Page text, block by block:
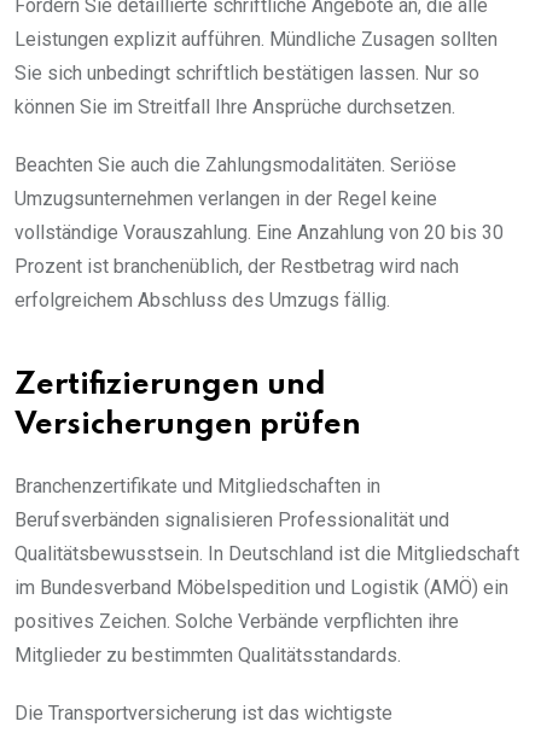
Fordern Sie detaillierte schriftliche Angebote an, die alle
Leistungen explizit aufführen. Mündliche Zusagen sollten
Sie sich unbedingt schriftlich bestätigen lassen. Nur so
können Sie im Streitfall Ihre Ansprüche durchsetzen.
Beachten Sie auch die Zahlungsmodalitäten. Seriöse
Umzugsunternehmen verlangen in der Regel keine
vollständige Vorauszahlung. Eine Anzahlung von 20 bis 30
Prozent ist branchenüblich, der Restbetrag wird nach
erfolgreichem Abschluss des Umzugs fällig.
Zertifizierungen und
Versicherungen prüfen
Branchenzertifikate und Mitgliedschaften in
Berufsverbänden signalisieren Professionalität und
Qualitätsbewusstsein. In Deutschland ist die Mitgliedschaft
im Bundesverband Möbelspedition und Logistik (AMÖ) ein
positives Zeichen. Solche Verbände verpflichten ihre
Mitglieder zu bestimmten Qualitätsstandards.
Die Transportversicherung ist das wichtigste